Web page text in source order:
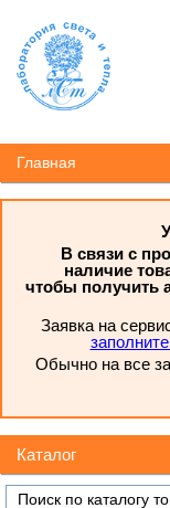
Главная
В связи с
наличие
чтобы получить
Заявка на
Обычно на все
Каталог